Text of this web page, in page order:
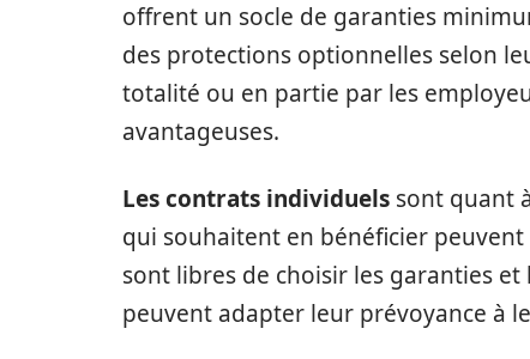
offrent un socle de garanties
des protections optionnelles selon
totalité ou en partie par les
avantageuses.
Les contrats individuels sont quant
qui souhaitent en bénéficier peuvent
sont libres de choisir les garanties
peuvent adapter leur prévoyance à